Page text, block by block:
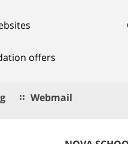
offers
Webmail